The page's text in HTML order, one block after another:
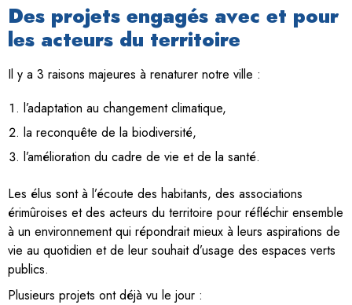
Des projets engagés avec et pour
les acteurs du territoire
Il y a 3 raisons majeures à renaturer notre ville :
l’adaptation au changement climatique,
la reconquête de la biodiversité,
l’amélioration du cadre de vie et de la santé.
Les élus sont à l’écoute des habitants, des associations
érimûroises et des acteurs du territoire pour réfléchir ensemble
à un environnement qui répondrait mieux à leurs aspirations de
vie au quotidien et de leur souhait d’usage des espaces verts
publics.
Plusieurs projets ont déjà vu le jour :